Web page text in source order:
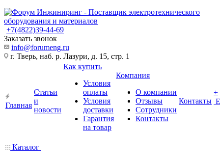
+7(4822)39-44-69
Заказать звонок
info@forumeng.ru
г. Тверь, наб. р. Лазури, д. 15, стр. 1
Главная
Статьи
и
новости
Как купить
Условия
оплаты
Условия
доставки
Гарантия
на товар
Компания
О компании
Отзывы
Сотрудники
Контакты
Контакты
+
Каталог